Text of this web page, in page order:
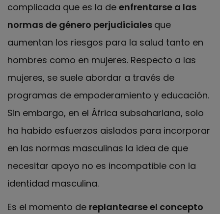
complicada que es la de enfrentarse a las
normas de género perjudiciales que
aumentan los riesgos para la salud tanto en
hombres como en mujeres. Respecto a las
mujeres, se suele abordar a través de
programas de empoderamiento y educación.
Sin embargo, en el África subsahariana, solo
ha habido esfuerzos aislados para incorporar
en las normas masculinas la idea de que
necesitar apoyo no es incompatible con la
identidad masculina.
Es el momento de replantearse el concepto